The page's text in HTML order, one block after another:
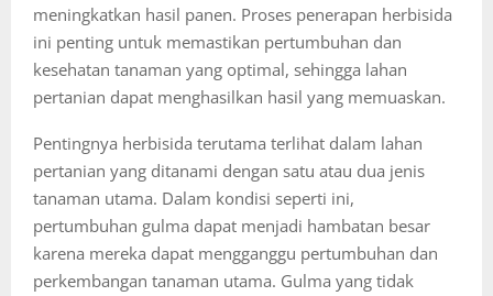
meningkatkan hasil panen. Proses penerapan herbisida
ini penting untuk memastikan pertumbuhan dan
kesehatan tanaman yang optimal, sehingga lahan
pertanian dapat menghasilkan hasil yang memuaskan.
Pentingnya herbisida terutama terlihat dalam lahan
pertanian yang ditanami dengan satu atau dua jenis
tanaman utama. Dalam kondisi seperti ini,
pertumbuhan gulma dapat menjadi hambatan besar
karena mereka dapat mengganggu pertumbuhan dan
perkembangan tanaman utama. Gulma yang tidak